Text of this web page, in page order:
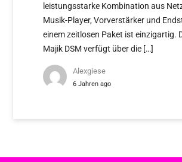
leistungsstarke Kombination aus
Musik-Player, Vorverstärker und
einem zeitlosen Paket ist einzigartig.
Majik DSM verfügt über die […]
Alexgiese
6 Jahren ago